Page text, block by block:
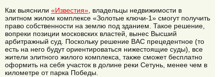
Как выяснили «Известия» , владельцы недвижимости в
элитном жилом комплексе «Золотые ключи-1» смогут получить
право собственности на землю под зданием. Такое решение,
вопреки позиции московских властей, вынес Высший
арбитражный суд. Поскольку решение ВАС прецедентное (то
есть на него будут ориентироваться нижестоящие суды), все
жители элитного жилого комплекса, также сможет бесплатно
оформить на себя участок в долине реки Сетунь, менее чем в
километре от парка Победы.